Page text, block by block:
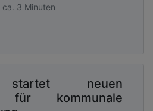
3 Minuten
startet neuen
für kommunale